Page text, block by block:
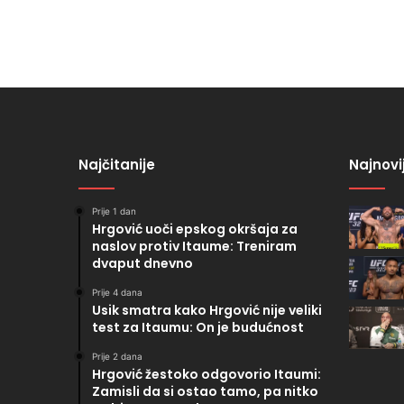
Najčitanije
Prije 1 dan
Hrgović uoči epskog okršaja za
naslov protiv Itaume: Treniram
dvaput dnevno
Prije 4 dana
Usik smatra kako Hrgović nije veliki
test za Itaumu: On je budućnost
Prije 2 dana
Hrgović žestoko odgovorio Itaumi:
Zamisli da si ostao tamo, pa nitko